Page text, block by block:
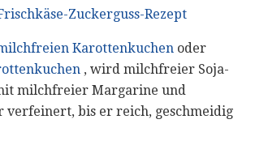
Zuckerguss-Rezept
Karottenkuchen oder
, wird milchfreier Soja-
milchfreier Margarine und
verfeinert, bis er reich, geschmeidig